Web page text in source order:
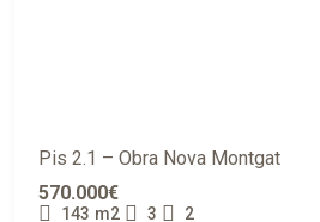
Pis 2.1 – Obra Nova Montgat
570.000€
143 m2 3 2